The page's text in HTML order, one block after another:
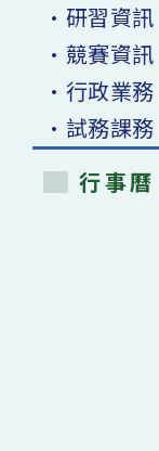
•研習資訊
•競賽資訊
•行政業務
•試務課務
行事曆